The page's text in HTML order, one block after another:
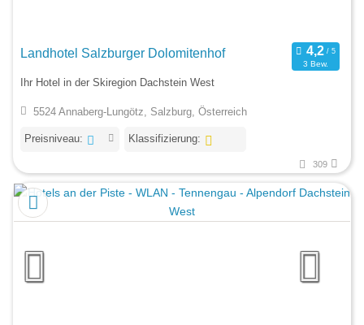
Landhotel Salzburger Dolomitenhof
3 Bew.
Ihr Hotel in der Skiregion Dachstein West
5524 Annaberg-Lungötz, Salzburg, Österreich
Preisniveau: Klassifizierung:
309